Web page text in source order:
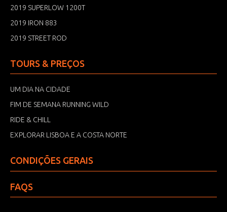
2019 SUPERLOW 1200T
2019 IRON 883
2019 STREET ROD
TOURS & PREÇOS
UM DIA NA CIDADE
FIM DE SEMANA RUNNING WILD
RIDE & CHILL
EXPLORAR LISBOA E A COSTA NORTE
CONDIÇÕES GERAIS
FAQS